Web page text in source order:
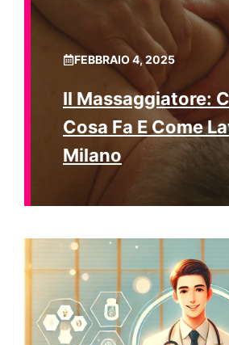
FEBBRAIO 4, 2025
Il Massaggiatore:
Cosa Fa E Come
Milano